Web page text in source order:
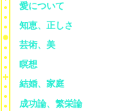
愛について
知恵、正しさ
芸術、美
瞑想
結婚、家庭
成功論、繁栄論